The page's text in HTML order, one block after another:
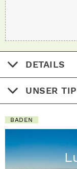
DETAILS
UNSER
BADEN